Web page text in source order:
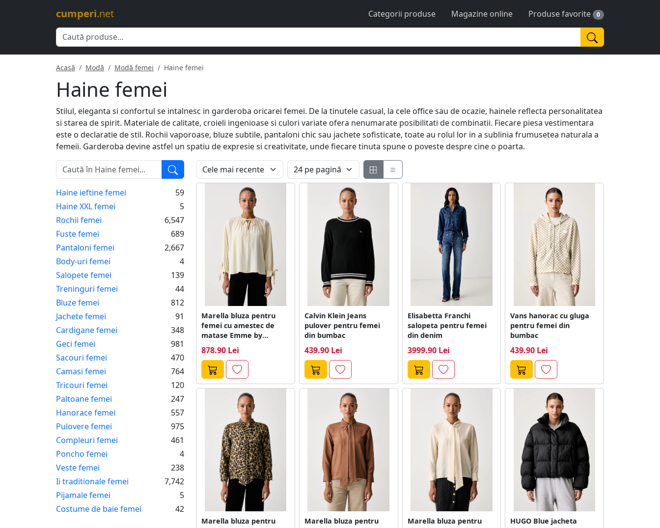
cumperi.net Categorii produse Magazine online Produse favorite 0
Acasă Modă Modă femei Haine femei
Haine femei
Stilul, eleganta si confortul se intalnesc in garderoba oricarei femei. De la tinutele casual, la cele office sau de ocazie, hainele reflecta personalitatea
si starea de spirit. Materiale de calitate, croieli ingenioase si culori variate ofera nenumarate posibilitati de combinatii. Fiecare piesa vestimentara
este o declaratie de stil. Rochii vaporoase, bluze subtile, pantaloni chic sau jachete sofisticate, toate au rolul lor in a sublinia frumusetea naturala a
femeii. Garderoba devine astfel un spatiu de expresie si creativitate, unde fiecare tinuta spune o poveste despre cine o poarta.
Haine ieftine femei
59
Haine XXL femei
5
Rochii femei
6,547
Fuste femei
689
Pantaloni femei
2,667
Body-uri femei
4
Salopete femei
139
Treninguri femei
44
Bluze femei
812
Jachete femei
91
Cardigane femei
348
Geci femei
981
Sacouri femei
470
Camasi femei
764
Tricouri femei
120
Paltoane femei
247
Hanorace femei
557
Pulovere femei
975
Compleuri femei
461
Poncho femei
4
Veste femei
238
Ii traditionale femei
7,742
Pijamale femei
5
Costume de baie femei
42
Marella bluza pentru
femei cu amestec de
matase Emme by
878.90 Lei
Calvin Klein Jeans
pulover pentru femei
din bumbac
439.90 Lei
Elisabetta Franchi
salopeta pentru femei
din denim
3999.90 Lei
Vans hanorac cu gluga
pentru femei din
bumbac
439.90 Lei
Marella bluza pentru
Marella bluza pentru
Marella bluza pentru
HUGO Blue jacheta